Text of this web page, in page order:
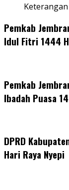
Pemkab
Idul Fitri 1444 H
Pemkab
Ibadah Puasa
DPRD
Hari Raya Nyepi